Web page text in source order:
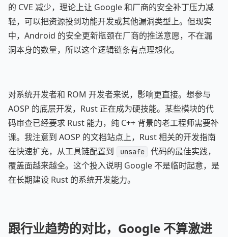
的 CVE 减少，理论上让 Google 和厂商的安全补丁压力减
轻，可以把资源投到功能开发或其他漏洞类型上。但现实
中，Android 的安全更新瓶颈在厂商的推送意愿，不在漏
洞本身的数量，所以这个逻辑链条有点理想化。
对系统开发者和 ROM 开发者来说，影响更直接。想参与
AOSP 的底层开发，Rust 正在成为硬技能。某些模块的代
码审查已经要求 Rust 能力，纯 C++ 背景的老工程师需要补
课。我注意到 AOSP 的文档站点上，Rust 相关的开发指南
在快速扩充，从工具链配置到
unsafe
代码的最佳实践，
覆盖面越来越全。这个投入说明 Google 不是临时起意，是
在长期建设 Rust 的系统开发能力。
跟行业趋势的对比，Google 不算激进